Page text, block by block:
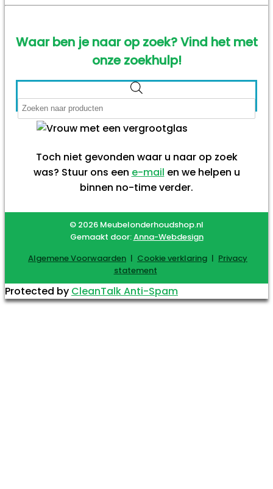
Waar ben je naar op zoek? Vind het met
onze zoekhulp!
Toch niet gevonden waar u naar op zoek
was? Stuur ons een e-mail en we helpen u
binnen no-time verder.
© 2026 Meubelonderhoudshop.nl
Gemaakt door:Anna-Webdesign
Algemene Voorwaarden | Cookie verklaring | Privacy
statement
Protected by CleanTalk Anti-Spam